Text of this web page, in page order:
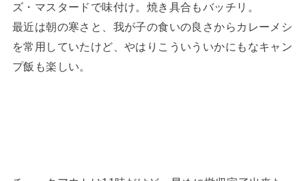
ズ・マスタードで味付け。焼き具合もバッチリ。
最近は朝の寒さと、我が子の食いの良さからカレーメシ
を常用していたけど、やはりこういういかにもなキャン
プ飯も楽しい。